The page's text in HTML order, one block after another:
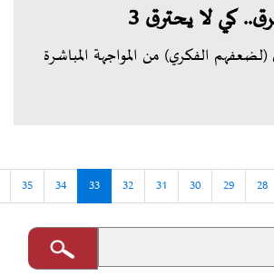
كي لا يحترق 3
(لضعفهم الفكري) من المواجهة المباشرة
28
29
30
31
32
33
34
35